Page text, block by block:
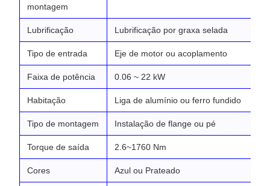
montagem
Lubrificação Lubrificação por graxa selada
Tipo de entrada Eje de motor ou acoplamento
Faixa de potência 0.06 ~ 22 kW
Habitação Liga de alumínio ou ferro fundido
Tipo de montagem Instalação de flange ou pé
Torque de saída 2.6~1760 Nm
Cores Azul ou Prateado